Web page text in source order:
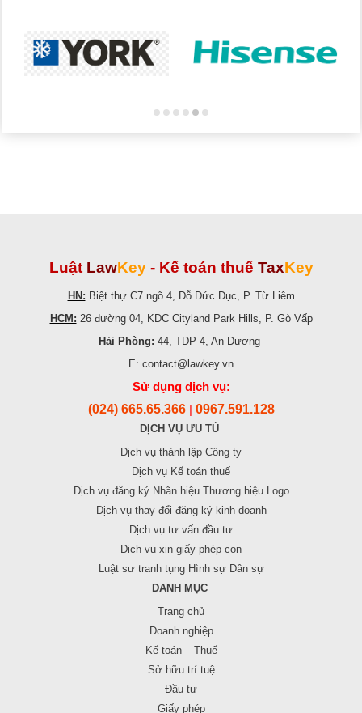
Luật LawKey - Kế toán thuế TaxKey
HN: Biệt thự C7 ngõ 4, Đỗ Đức Dục, P. Từ Liêm
HCM: 26 đường 04, KDC Cityland Park Hills, P. Gò Vấp
Hải Phòng: 44, TDP 4, An Dương
E: contact@lawkey.vn
Sử dụng dịch vụ:
(024) 665.65.366 0967.591.128
DỊCH VỤ ƯU TÚ
Dịch vụ thành lập Công ty
Dịch vụ Kế toán thuế
Dịch vụ đăng ký Nhãn hiệu Thương hiệu Logo
Dịch vụ thay đổi đăng ký kinh doanh
Dịch vụ tư vấn đầu tư
Dịch vụ xin giấy phép con
Luật sư tranh tụng Hình sự Dân sự
DANH MỤC
Trang chủ
Doanh nghiệp
Kế toán – Thuế
Sở hữu trí tuệ
Đầu tư
Giấy phép